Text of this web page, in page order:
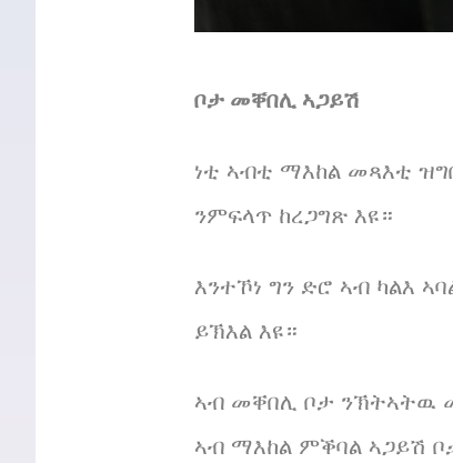
ቦታ መቐበሊ ኣጋይሽ
ነቲ ኣብቲ ማእከል መጻእቲ
ንምፍላጥ ከረጋግጽ እዩ።
እንተኾነ ግን ድሮ ኣብ ካልእ
ይኽእል እዩ።
ኣብ መቐበሊ ቦታ ንኽትኣትዉ
ኣብ ማእከል ምቕባል ኣጋይሽ